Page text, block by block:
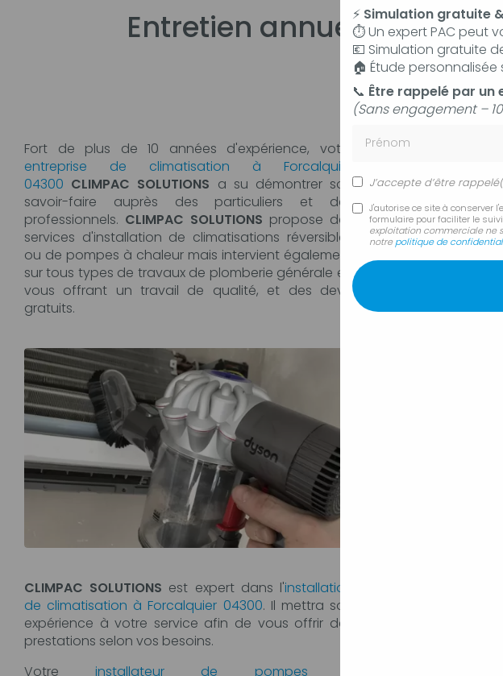
Entretien annuel et
Fort de plus de 10 années d'expérience, votre
entreprise de climatisation à Forcalquier
04300 CLIMPAC SOLUTIONS a su démontrer son
savoir-faire auprès des particuliers et des
professionnels. CLIMPAC SOLUTIONS propose des
services d'installation de climatisations réversibles
ou de pompes à chaleur mais intervient également
sur tous types de travaux de plomberie générale en
vous offrant un travail de qualité, et des devis
gratuits.
CLIMPAC SOLUTIONS est expert dans l'installation
de climatisation à Forcalquier 04300. Il mettra son
expérience à votre service afin de vous offrir des
prestations selon vos besoins.
Votreinstallateur de pompes à
En plus de ses
climatisation,
propose aussi :
Changement et
par pompe à
Changement ou
Contrat
Coût achat et
⚡ Simulation gratuite
⏱️ Un expert PAC peut
💶 Simulation gratuite
🏠 Étude
📞 Être rappelé par un
(Sans engagement –
J’accepte d’être
J'autorise ce site à conserver
formulaire pour faciliter le
exploitation commerciale ne
notre politique de